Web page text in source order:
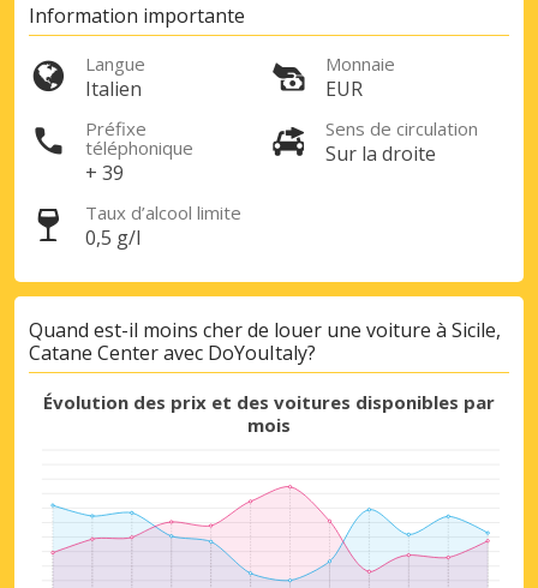
Promotions spéciales
Accédez à toutes vos réservations en un
seul endroit
Se connecter avec eLink
Information importante
Langue
Italien
Monnaie
EUR
Préfixe
téléphonique
+ 39
Sens de circulation
Sur la droite
Taux d’alcool limite
0,5 g/l
Quand est-il moins cher de louer une voiture à Sicile,
Catane Center avec DoYouItaly?
Évolution des prix et des voitures disponibles par
mois